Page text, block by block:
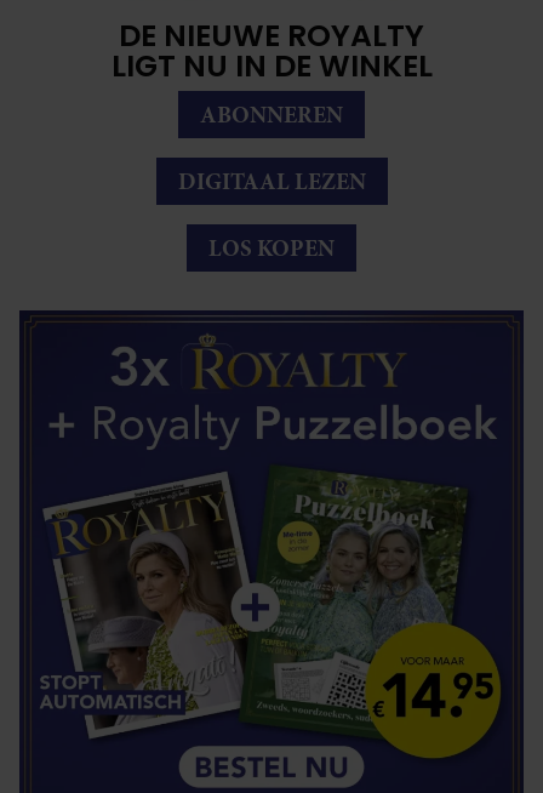
DE NIEUWE ROYALTY
LIGT NU IN DE WINKEL
ABONNEREN
DIGITAAL LEZEN
LOS KOPEN